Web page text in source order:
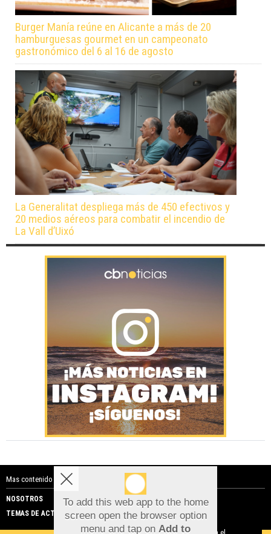
Burger Manía reúne en Alicante a más de 20
hamburguesas gourmet en un campeonato
gastronómico del 6 al 16 de agosto
La Generalitat despliega más de 450 efectivos y
20 medios aéreos para combatir el incendio de
La Vall d’Uixó
Mas contenido de Costa Blanca Noticias:
NOSOTROS
PUBLICIDAD
TEMAS DE ACTUALIDAD
To add this web app to the home
screen open the browser option
menu and tap on Add to
Aviso sobre el Uso de cookies: